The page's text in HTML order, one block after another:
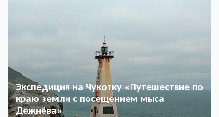
Экспедиция на Чукотку «Путешествие по
краю земли с посещением мыса
Дежнёва»